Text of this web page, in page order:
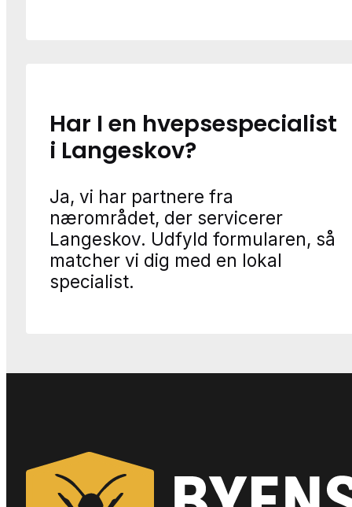
Har I en hvepsespecialist
i Langeskov?
Ja, vi har partnere fra
nærområdet, der servicerer
Langeskov. Udfyld formularen, så
matcher vi dig med en lokal
specialist.